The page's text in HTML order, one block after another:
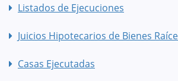
Listados de Ejecuciones
Juicios Hipotecarios de Bienes
Casas Ejecutadas